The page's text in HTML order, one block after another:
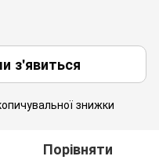
з'явиться
знижки
Порівняти